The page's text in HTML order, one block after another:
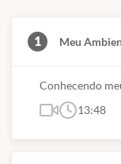
Atitude
Módulo 7:
Segmentos
1 Meu
Conhecendo
13:48